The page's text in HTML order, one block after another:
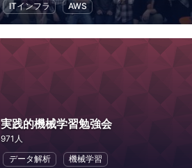
ITインフラ AWS
実践的機械学習勉強会
971人
データ解析 機械学習